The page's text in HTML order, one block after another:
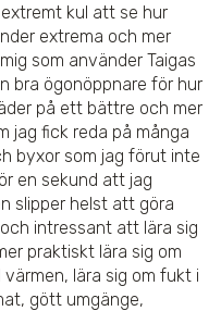
kul att se hur
extrema och mer
som använder Taigas
bra ögonöppnare för hur
på ett bättre och mer
jag fick reda på många
byxor som jag förut inte
en sekund att jag
slipper helst att göra
intressant att lära sig
praktiskt lära sig om
lära sig om fukt i
gött umgänge,